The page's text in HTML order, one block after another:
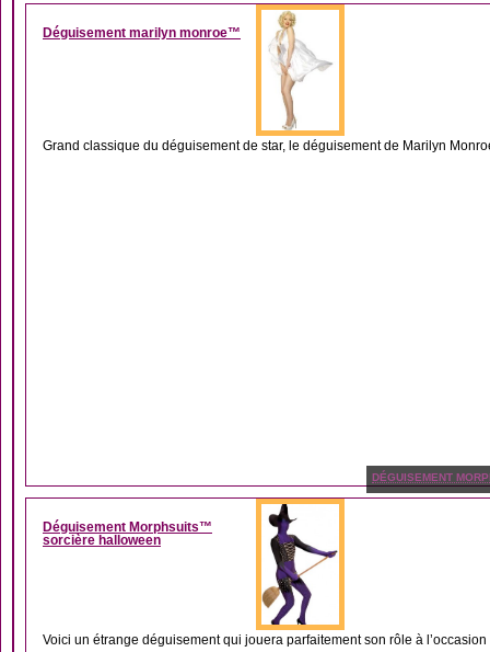
Déguisement marilyn monroe™
Grand classique du déguisement de star, le déguisement de Marilyn
DÉGUISEMENT
Déguisement Morphsuits™
sorcière halloween
Voici un étrange déguisement qui jouera parfaitement son rôle à